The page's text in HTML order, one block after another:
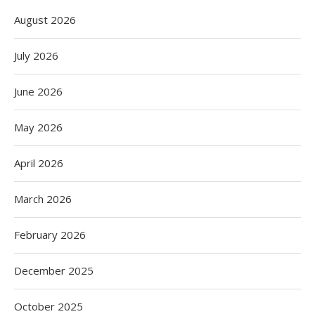
August 2026
July 2026
June 2026
May 2026
April 2026
March 2026
February 2026
December 2025
October 2025